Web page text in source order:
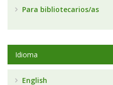
Para bibliotecarios/as
Idioma
English